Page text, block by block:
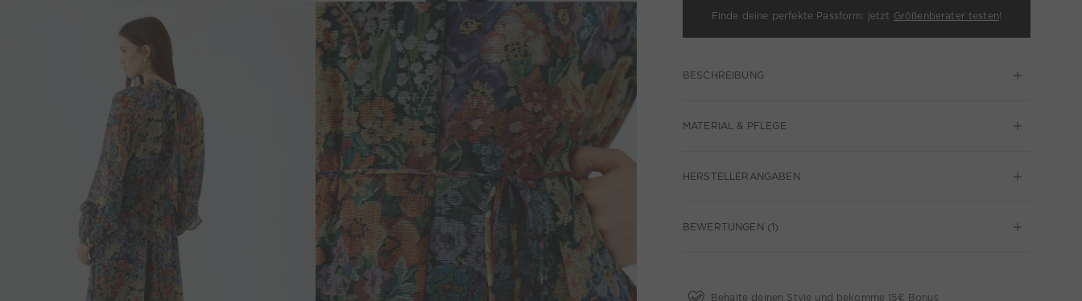
Finde deine perfekte Passform: jetzt Größenberater testen!
BESCHREIBUNG
MATERIAL & PFLEGE
HERSTELLERANGABEN
BEWERTUNGEN (1)
Behalte deinen Style und bekomme 15€ Bonus